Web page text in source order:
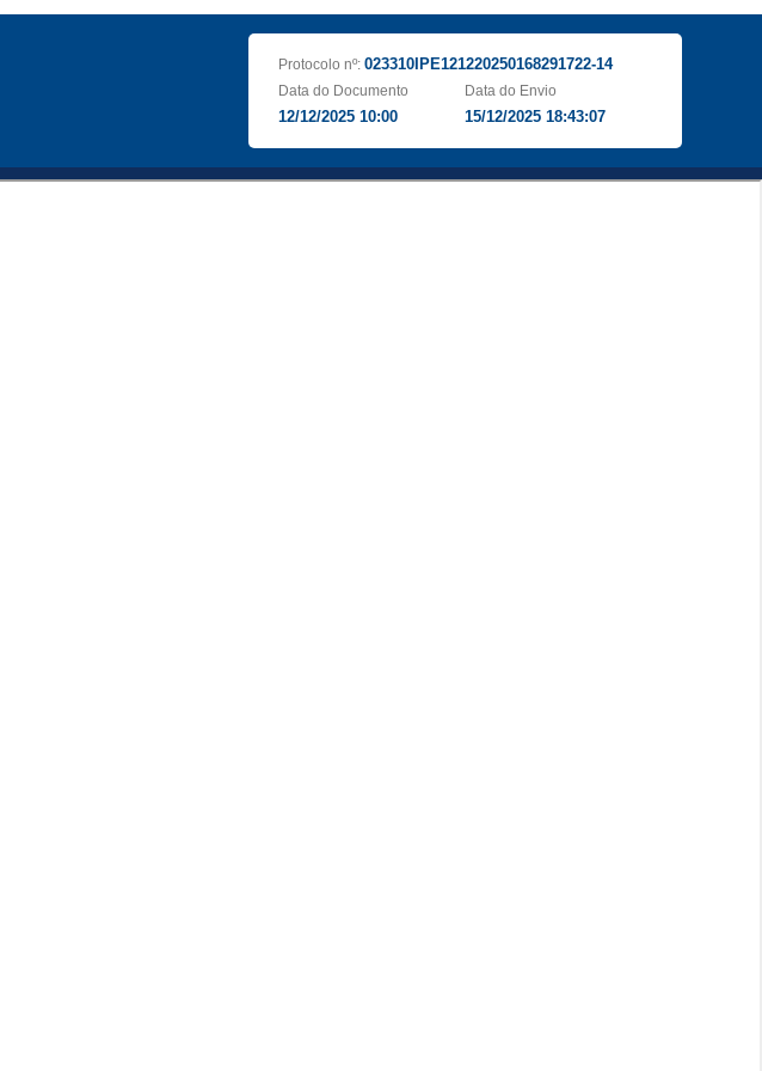
Protocolo nº: 023310IPE121220250168291722-14
Data do Documento
12/12/2025 10:00
Data do Envio
15/12/2025 18:43:07